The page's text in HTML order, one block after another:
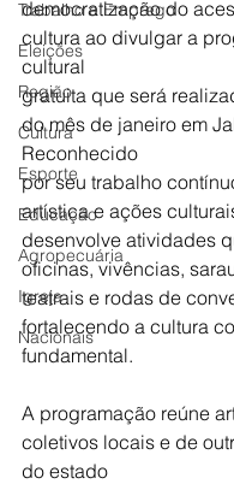
Trabalho e Emprego
Eleições
Região
Cultura
Esporte
Educação
Agropecuária
Igreja
Nacionais
democratização do
cultura ao divulgar a
cultural
gratuita que será
do mês de janeiro em
Reconhecido
por seu trabalho
artística e ações
desenvolve atividades
oficinas, vivências,
teatrais e rodas de
fortalecendo a cultura
fundamental.
A programação reúne
coletivos locais e de
do estado